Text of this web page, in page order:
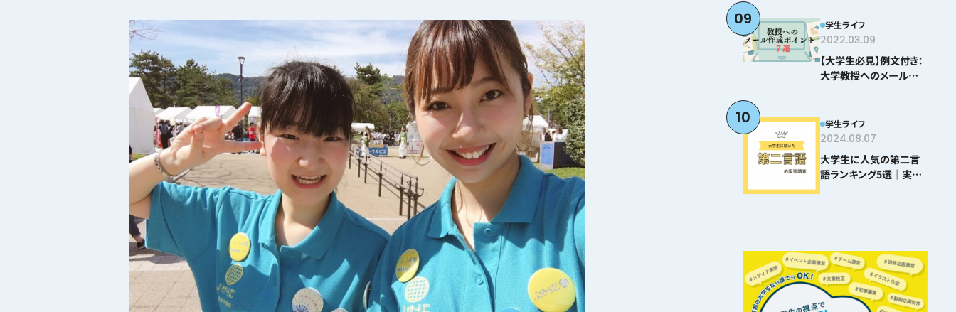
09 学生ライフ
2022.03.09
【大学生必見】例文付き：
大学教授へのメールの
10 学生ライフ
2024.08.07
大学生に人気の第二言
語ランキング5選｜実際